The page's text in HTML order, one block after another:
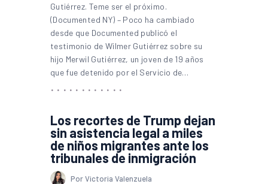
Gutiérrez. Teme ser el próximo.
(Documented NY) – Poco ha cambiado
desde que Documented publicó el
testimonio de Wilmer Gutiérrez sobre su
hijo Merwil Gutiérrez, un joven de 19 años
que fue detenido por el Servicio de…
Los recortes de Trump dejan
sin asistencia legal a miles
de niños migrantes ante los
tribunales de inmigración
Por Victoria Valenzuela